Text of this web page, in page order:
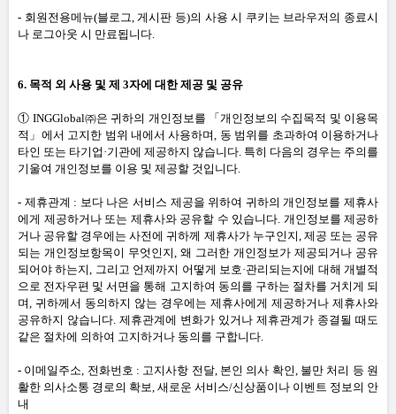
- 회원전용메뉴(블로그,게시판 등)의 사용 시 쿠키는 브라우저의 종료시
나 로그아웃 시 만료됩니다.
6. 목적 외 사용 및 제 3자에 대한 제공 및 공유
① INGGlobal㈜은 귀하의 개인정보를 「개인정보의 수집목적 및 이용목
적」에서 고지한 범위 내에서 사용하며, 동 범위를 초과하여 이용하거나
타인 또는 타기업·기관에 제공하지 않습니다. 특히 다음의 경우는 주의를
기울여 개인정보를 이용 및 제공할 것입니다.
- 제휴관계 : 보다 나은 서비스 제공을 위하여 귀하의 개인정보를 제휴사
에게 제공하거나 또는 제휴사와 공유할 수 있습니다. 개인정보를 제공하
거나 공유할 경우에는 사전에 귀하께 제휴사가 누구인지, 제공 또는 공유
되는 개인정보항목이 무엇인지, 왜 그러한 개인정보가 제공되거나 공유
되어야 하는지, 그리고 언제까지 어떻게 보호·관리되는지에 대해 개별적
으로 전자우편 및 서면을 통해 고지하여 동의를 구하는 절차를 거치게 되
며, 귀하께서 동의하지 않는 경우에는 제휴사에게 제공하거나 제휴사와
공유하지 않습니다. 제휴관계에 변화가 있거나 제휴관계가 종결될 때도
같은 절차에 의하여 고지하거나 동의를 구합니다.
- 이메일주소, 전화번호 : 고지사항 전달, 본인 의사 확인, 불만 처리 등 원
활한 의사소통 경로의 확보, 새로운 서비스/신상품이나 이벤트 정보의 안
내